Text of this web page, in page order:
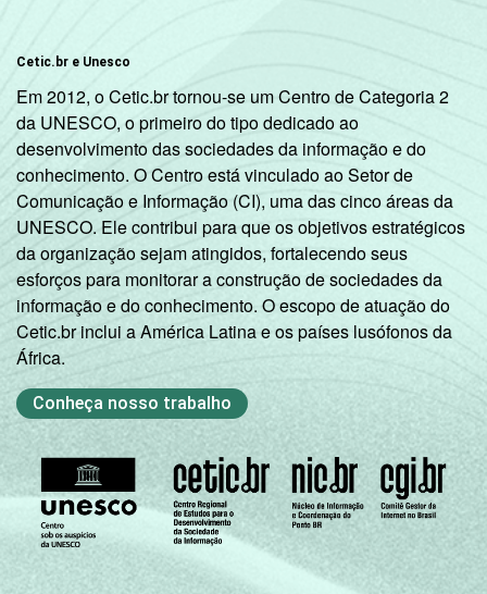
Cetic.br e Unesco
Em 2012, o Cetic.br tornou-se um Centro de Categoria 2
da UNESCO, o primeiro do tipo dedicado ao
desenvolvimento das sociedades da informação e do
conhecimento. O Centro está vinculado ao Setor de
Comunicação e Informação (CI), uma das cinco áreas da
UNESCO. Ele contribui para que os objetivos estratégicos
da organização sejam atingidos, fortalecendo seus
esforços para monitorar a construção de sociedades da
informação e do conhecimento. O escopo de atuação do
Cetic.br inclui a América Latina e os países lusófonos da
África.
Conheça nosso trabalho